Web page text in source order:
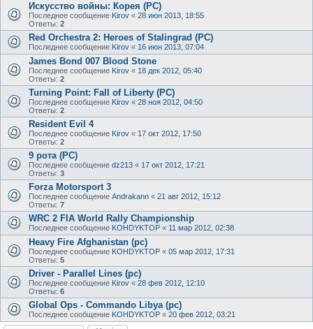
Искусство войны: Корея (PC)
Последнее сообщение Kirov « 28 июн 2013, 18:55
Ответы: 2
Red Orchestra 2: Heroes of Stalingrad (PC)
Последнее сообщение Kirov « 16 июн 2013, 07:04
James Bond 007 Blood Stone
Последнее сообщение Kirov « 18 дек 2012, 05:40
Ответы: 2
Turning Point: Fall of Liberty (PC)
Последнее сообщение Kirov « 28 ноя 2012, 04:50
Ответы: 2
Resident Evil 4
Последнее сообщение Kirov « 17 окт 2012, 17:50
Ответы: 2
9 рота (PC)
Последнее сообщение dz213 « 17 окт 2012, 17:21
Ответы: 3
Forza Motorsport 3
Последнее сообщение Andrakann « 21 авг 2012, 15:12
Ответы: 7
WRC 2 FIA World Rally Championship
Последнее сообщение KOHDYKTOP « 11 мар 2012, 02:38
Heavy Fire Afghanistan (pc)
Последнее сообщение KOHDYKTOP « 05 мар 2012, 17:31
Ответы: 5
Driver - Parallel Lines (pc)
Последнее сообщение Kirov « 28 фев 2012, 12:10
Ответы: 6
Global Ops - Commando Libya (pc)
Последнее сообщение KOHDYKTOP « 20 фев 2012, 03:21